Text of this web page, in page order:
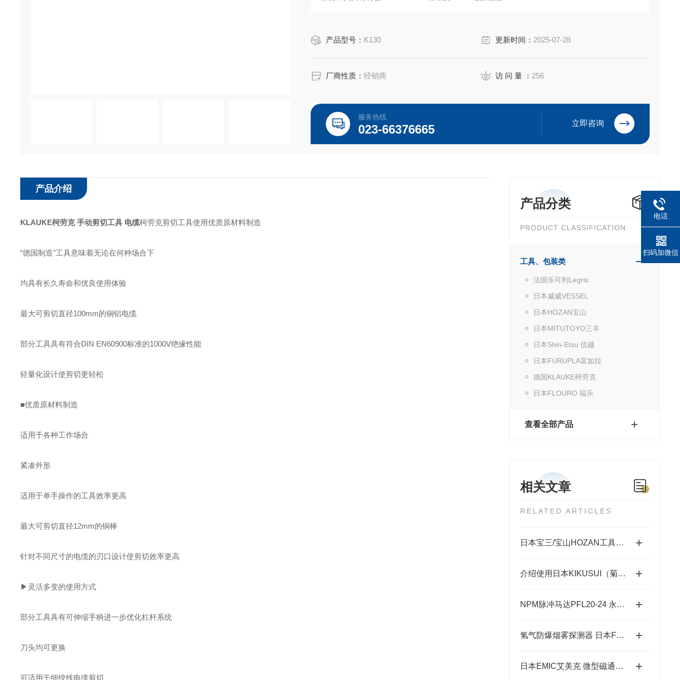
产品型号： K130 更新时间： 2025-07-28
厂商性质：经销商 访 问 量 ： 256
服务热线
023-66376665 立即咨询
产品分类
PRODUCT CLASSIFICATION
工具、包装类
法国乐可利Legris
日本威威VESSEL
日本HOZAN宝山
日本MITUTOYO三丰
日本Shin-Etsu 信越
日本FURUPLA富如拉
德国KLAUKE柯劳克
日本FLOURO 福乐
查看全部产品
相关文章
RELATED ARTICLES
日本宝三/宝山HOZAN工具剥线钳好吗？
介绍使用日本KIKUSUI（菊水）TOS3200电流测试仪时注意事项
NPM脉冲马达PFL20-24 永磁式直线步进有那些
氢气防爆烟雾探测器 日本FENWAL FLS-12E(-H2)
日本EMIC艾美克 微型磁通计FMI-2000R
产品介绍
KLAUKE柯劳克 手动剪切工具 电缆柯劳克剪切工具使用优质原材料制造
“德国制造"工具意味着无论在何种场合下
均具有长久寿命和优良使用体验
最大可剪切直径100mm的铜铝电缆
部分工具具有符合DIN EN60900标准的1000V绝缘性能
轻量化设计使剪切更轻松
■优质原材料制造
适用于各种工作场合
紧凑外形
适用于单手操作的工具效率更高
最大可剪切直径12mm的铜棒
针对不同尺寸的电缆的刃口设计使剪切效率更高
▶灵活多变的使用方式
部分工具具有可伸缩手柄进一步优化杠杆系统
刀头均可更换
可适用于细绞线电缆剪切
电话
扫码加微信